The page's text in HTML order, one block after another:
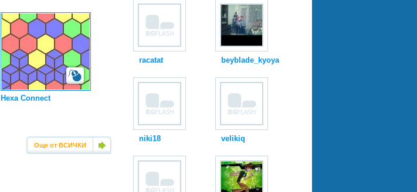
Hexa Connect
Още от ВСИЧКИ
racatat beyblade_kyoya
niki18 velikiq